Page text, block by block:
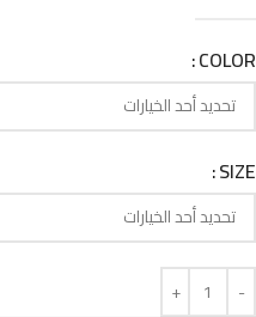
COLOR
SIZE